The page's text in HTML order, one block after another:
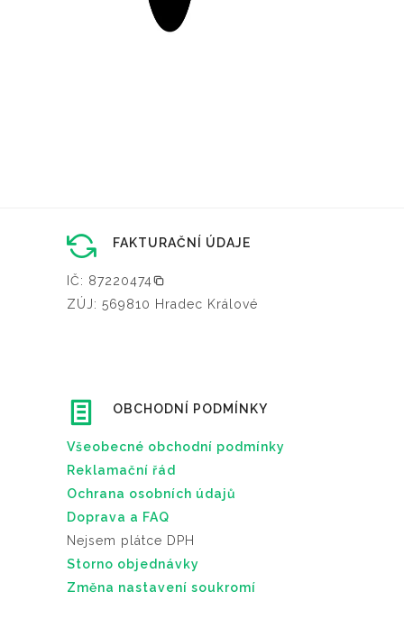
FAKTURAČNÍ ÚDAJE
IČ: 87220474
ZÚJ: 569810 Hradec Králové
OBCHODNÍ PODMÍNKY
Všeobecné obchodní podmínky
Reklamační řád
Ochrana osobních údajů
Doprava a FAQ
Nejsem plátce DPH
Storno objednávky
Změna nastavení soukromí